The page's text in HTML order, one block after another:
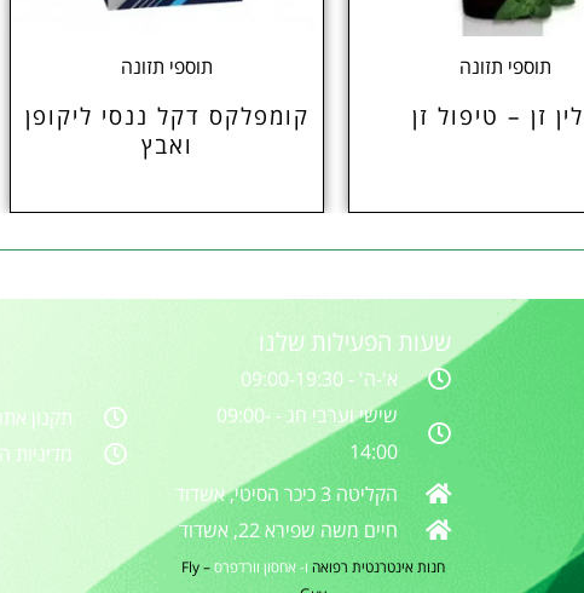
תוספי תזונה
זן – טיפול זן
תוספי תזונה
קומפלקס דקל ננסי ליקופן
ואבץ
שעות הפעילות שלנו
א'-ה' - 09:00-19:30
שישי וערבי חג - 09:00-
14:00
הקליטה 3 כיכר הסיטי, אשדוד
חיים משה שפירא 22, אשדוד
חנות אינטרנטית רפואה ו- אחסון וורדפרס–
Fly
תקנון
מדיניות